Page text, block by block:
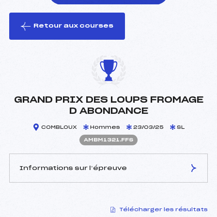
le ski
Retour aux courses
GRAND PRIX DES LOUPS FROMAGE
D ABONDANCE
COMBLOUX Hommes 23/03/25 SL
AMBM1321.FFS
Informations sur l’épreuve
LEROULLEY PIERRE (MB)
Télécharger les résultats